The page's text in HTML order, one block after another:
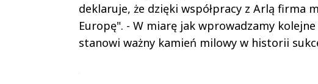
deklaruje, że dzięki współpracy z Arlą firma
Europę". - W miarę jak wprowadzamy
stanowi ważny kamień milowy w historii